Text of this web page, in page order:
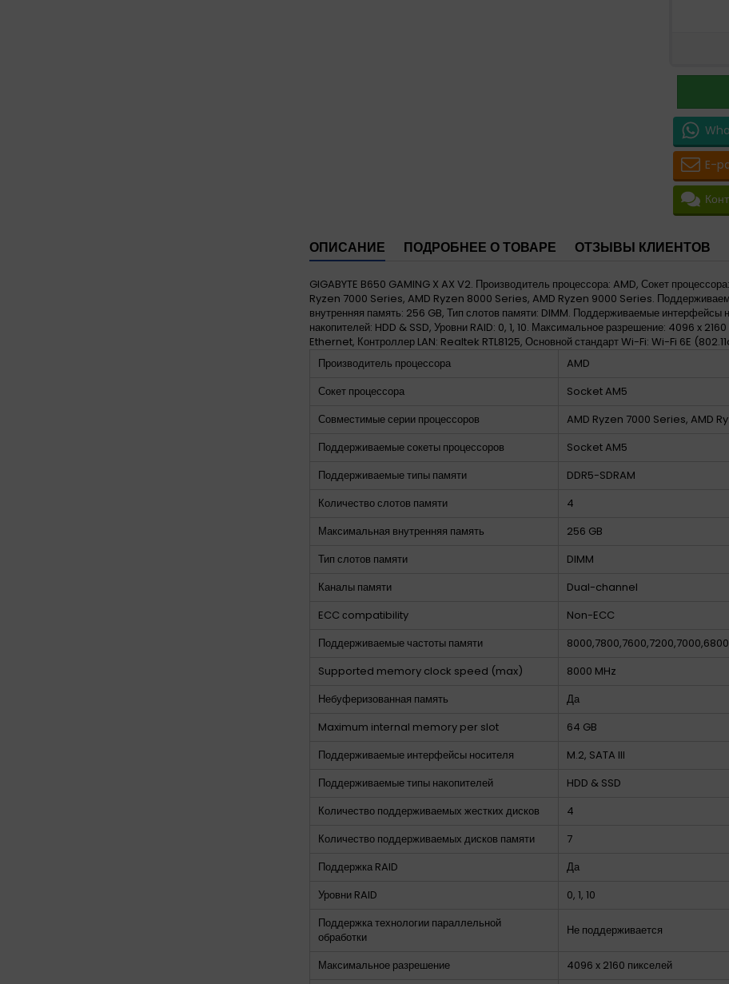
E-
ОПИСАНИЕ ПОДРОБНЕЕ О ТОВАРЕ ОТЗЫВЫ КЛИЕНТОВ
GIGABYTE B650 GAMING X AX V2. Производитель процессора: AMD, Сокет
Ryzen 7000 Series, AMD Ryzen 8000 Series, AMD Ryzen 9000 Series.
внутренняя память: 256 GB, Тип слотов памяти: DIMM. Поддерживаемые
накопителей: HDD & SSD, Уровни RAID: 0, 1, 10. Максимальное разрешение: 4096 x
Ethernet, Контроллер LAN: Realtek RTL8125, Основной стандарт Wi-Fi: Wi-Fi 6E
Производитель процессора
AMD
Сокет процессора
Socket AM5
Совместимые серии процессоров
AMD Ryzen 7000 Series, AMD
Поддерживаемые сокеты процессоров
Socket AM5
Поддерживаемые типы памяти
DDR5-SDRAM
Количество слотов памяти
4
Максимальная внутренняя память
256 GB
Тип слотов памяти
DIMM
Каналы памяти
Dual-channel
ECC сompatibility
Non-ECC
Поддерживаемые частоты памяти
Supported memory clock speed (max)
8000 MHz
Небуферизованная память
Да
Maximum internal memory per slot
64 GB
Поддерживаемые интерфейсы носителя
M.2, SATA III
Поддерживаемые типы накопителей
HDD & SSD
Количество поддерживаемых жестких дисков
4
Количество поддерживаемых дисков памяти
7
Поддержка RAID
Да
Уровни RAID
0, 1, 10
Поддержка технологии параллельной
обработки
Не поддерживается
Максимальное разрешение
4096 x 2160 пикселей